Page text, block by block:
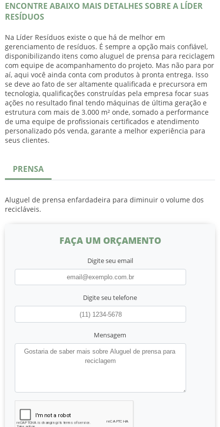
ENCONTRE ABAIXO MAIS DETALHES SOBRE A LÍDER
RESÍDUOS
Na Líder Resíduos existe o que há de melhor em
gerenciamento de resíduos. É sempre a opção mais confiável,
disponibilizando itens como aluguel de prensa para reciclagem
com equipe de acompanhamento do projeto. Mas não para por
aí, aqui você ainda conta com produtos à pronta entrega. Isso
se deve ao fato de ser altamente qualificada e precursora em
tecnologia, qualificações construídas pela empresa focar suas
ações no resultado final tendo máquinas de última geração e
estrutura com mais de 3.000 m² onde, somado a performance
de uma equipe de profissionais certificados e atendimento
personalizado pós venda, garante a melhor experiência para
seus clientes.
PRENSA
Aluguel de prensa enfardadeira para diminuir o volume dos
recicláveis.
FAÇA UM ORÇAMENTO
Digite seu email
Digite seu telefone
Mensagem